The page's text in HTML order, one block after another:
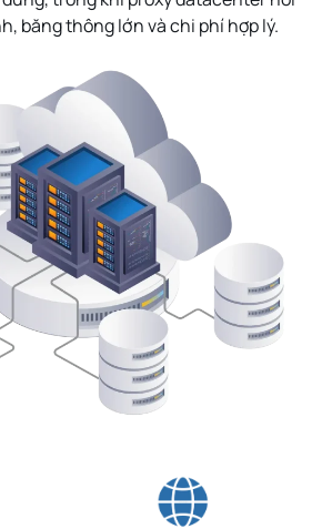
băng thông lớn và chi phí hợp lý.